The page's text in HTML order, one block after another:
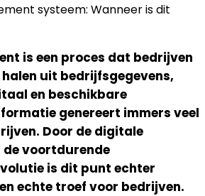
systeem: Wanneer is dit
is een proces dat bedrijven
uit bedrijfsgegevens,
en beschikbare
genereert immers veel
Door de digitale
voortdurende
is dit punt echter
echte troef voor bedrijven.